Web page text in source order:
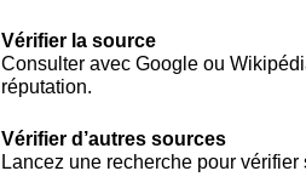
Vérifier la source
Consulter avec Google ou
réputation.
Vérifier d’autres sources
Lancez une recherche pour